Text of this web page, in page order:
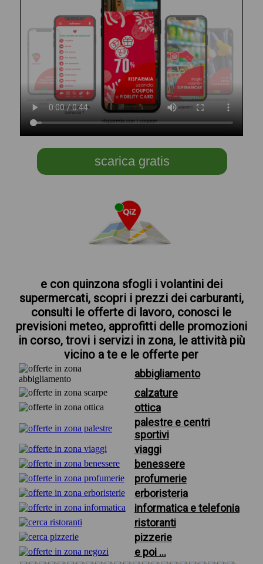
scarica gratis
e con quinzona sfogli i volantini dei
supermercati, scopri i prezzi dei carburanti,
consulti le offerte di lavoro, conosci le
previsioni meteo, approfitti delle promozioni
in corso, trovi i servizi in zona, le attività più
vicino a te e le offerte per
abbigliamento
calzature
ottica
palestre e centri
sportivi
viaggi
benessere
profumerie
erboristeria
informatica e telefonia
ristoranti
pizzerie
e poi ...